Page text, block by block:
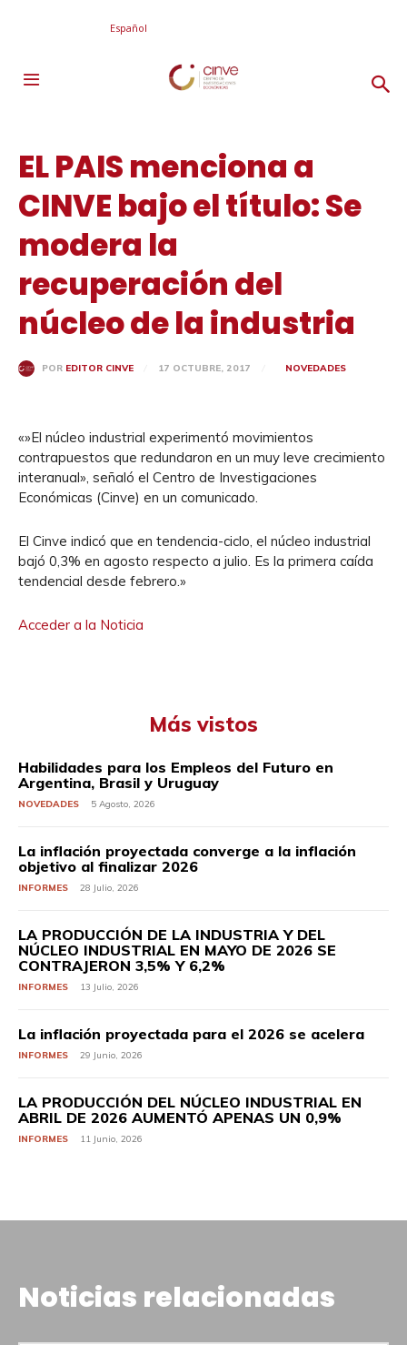
Español
EL PAIS menciona a
CINVE bajo el título: Se
modera la
recuperación del
núcleo de la industria
POR EDITOR CINVE 17 OCTUBRE, 2017 NOVEDADES
«»El núcleo industrial experimentó movimientos
contrapuestos que redundaron en un muy leve crecimiento
interanual», señaló el Centro de Investigaciones
Económicas (Cinve) en un comunicado.
El Cinve indicó que en tendencia-ciclo, el núcleo industrial
bajó 0,3% en agosto respecto a julio. Es la primera caída
tendencial desde febrero.»
Acceder a la Noticia
Más vistos
Habilidades para los Empleos del Futuro en
Argentina, Brasil y Uruguay
NOVEDADES 5 Agosto, 2026
La inflación proyectada converge a la inflación
objetivo al finalizar 2026
INFORMES 28 Julio, 2026
LA PRODUCCIÓN DE LA INDUSTRIA Y DEL
NÚCLEO INDUSTRIAL EN MAYO DE 2026 SE
CONTRAJERON 3,5% Y 6,2%
INFORMES 13 Julio, 2026
La inflación proyectada para el 2026 se acelera
INFORMES 29 Junio, 2026
LA PRODUCCIÓN DEL NÚCLEO INDUSTRIAL EN
ABRIL DE 2026 AUMENTÓ APENAS UN 0,9%
INFORMES 11 Junio, 2026
Noticias relacionadas